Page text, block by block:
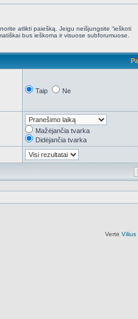
atlikti paiešką. Jeigu neišjungsite “ieškoti
bus ieškoma ir visuose subforumuose.
Taip Ne
Mažėjančia tvarka
Didėjančia tvarka
Vertė Vilius